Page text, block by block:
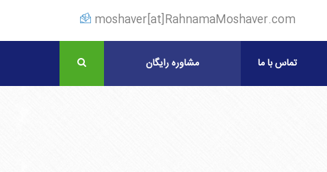
moshaver[at]RahnamaMoshaver.com
تماس با ما مشاوره رایگان